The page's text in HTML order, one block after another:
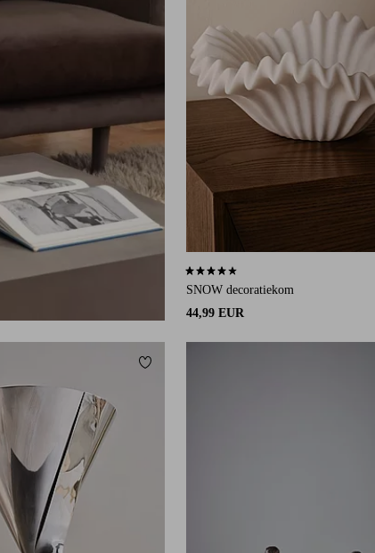
SNOW decoratiekom
44,99 EUR
4,0 op basis van 4 beoordelingen
Toevoegen aan favorieten